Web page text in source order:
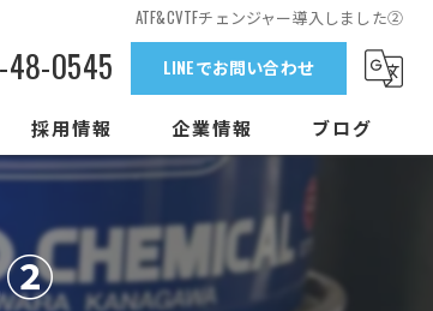
ATF&CVTFチェンジャー導入しました②
0545 LINEでお問い合わせ
採用情報 企業情報 ブログ
②